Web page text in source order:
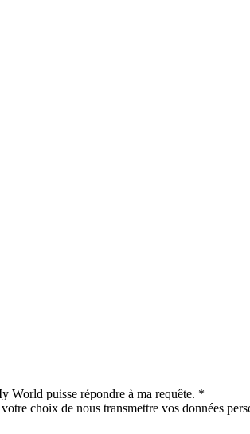
World puisse répondre à ma requête. *
choix de nous transmettre vos données